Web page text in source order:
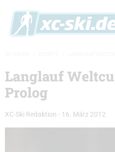
Langlauf
Prolog
XC-Ski Redaktion - 16. März 2012